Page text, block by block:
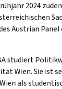
2024
Austrian
studiert
Wien. Sie ist
als